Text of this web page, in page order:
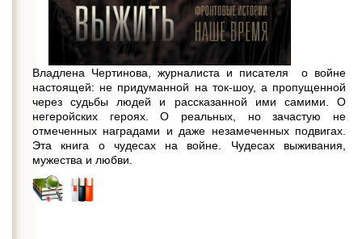
Владлена Чертинова, журналиста и писателя о войне
настоящей: не придуманной на ток-шоу, а пропущенной
через судьбы людей и рассказанной ими самими. О
негеройских героях. О реальных, но зачастую не
отмеченных наградами и даже незамеченных подвигах.
Эта книга о чудесах на войне. Чудесах выживания,
мужества и любви.